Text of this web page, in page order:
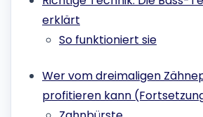
erklärt
So funktioniert sie
Wer vom dreimaligen
profitieren kann